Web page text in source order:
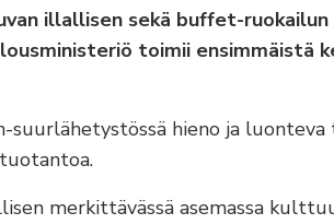
illallisen sekä buffet-
toimii ensimmäistä
suurlähetystössä hieno ja
merkittävässä asemassa